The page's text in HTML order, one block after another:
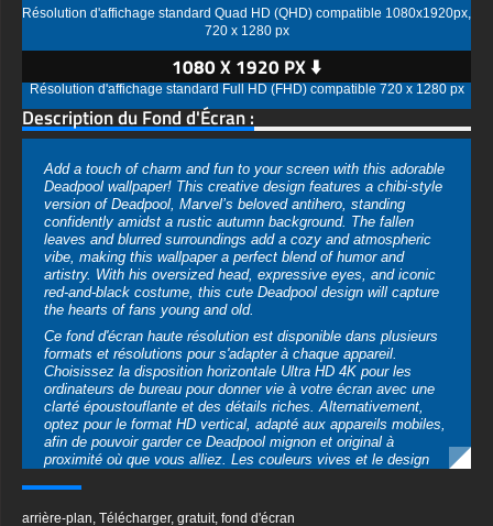
Résolution d'affichage standard Quad HD (QHD) compatible 1080x1920px,
720 x 1280 px
1080 X 1920 PX ⬇️
Résolution d'affichage standard Full HD (FHD) compatible 720 x 1280 px
Description du Fond d'Écran :
Add a touch of charm and fun to your screen with this adorable
Deadpool wallpaper! This creative design features a chibi-style
version of Deadpool, Marvel’s beloved antihero, standing
confidently amidst a rustic autumn background. The fallen
leaves and blurred surroundings add a cozy and atmospheric
vibe, making this wallpaper a perfect blend of humor and
artistry. With his oversized head, expressive eyes, and iconic
red-and-black costume, this cute Deadpool design will capture
the hearts of fans young and old.
Ce fond d'écran haute résolution est disponible dans plusieurs
formats et résolutions pour s'adapter à chaque appareil.
Choisissez la disposition horizontale Ultra HD 4K pour les
ordinateurs de bureau pour donner vie à votre écran avec une
clarté époustouflante et des détails riches. Alternativement,
optez pour le format HD vertical, adapté aux appareils mobiles,
afin de pouvoir garder ce Deadpool mignon et original à
proximité où que vous alliez. Les couleurs vives et le design
appareil.
Perfect for Marvel enthusiasts or anyone looking for a unique
arrière-plan, Télécharger, gratuit, fond d'écran